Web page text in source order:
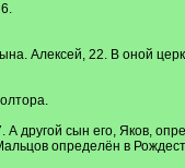
Алексей, 22. В оной
другой сын его, Яков,
определён в